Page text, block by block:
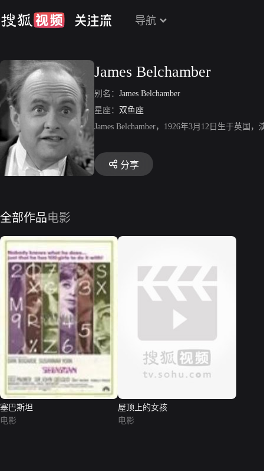
导航
James Belchamber
别名： James Belchamber
星座： 双鱼座
James Belchamber，1926年3月12日生于英国
分享
全部作品电影
塞巴斯坦
电影
屋顶上的女孩
电影